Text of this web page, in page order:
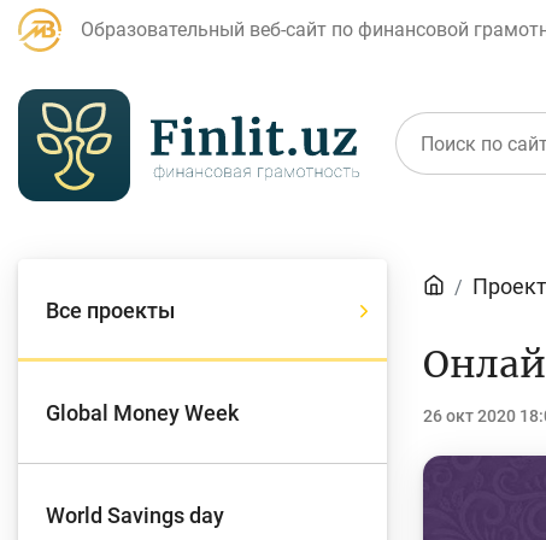
Образовательный веб-сайт по финансовой
агентов
Все проекты
Global Money Week
World Savings day
26 окт 2020